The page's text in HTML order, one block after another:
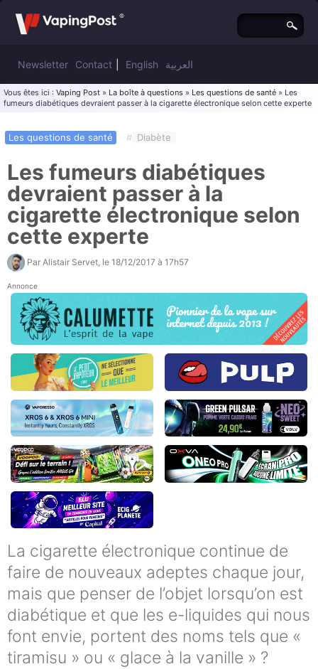
Newsletter Contact English العربية
Vous êtes ici : Vaping Post » La boîte à questions » Les questions de santé » Les
fumeurs diabétiques devraient passer à la cigarette électronique selon cette experte
Les questions de santé # Diabète
Les fumeurs diabétiques
devraient passer à la
cigarette électronique selon
cette experte
Par Alistair Servet , le 18/12/2017 à 17h57
Annonce
La cigarette électronique continue de
faire de nouveaux adeptes chaque jour,
mais que penser de l’objet lorsqu’on est
diabétique et que les e-liquides qui nous
font envie, portent des noms tels que «
tiramisu » ou « glace à la vanille » ?